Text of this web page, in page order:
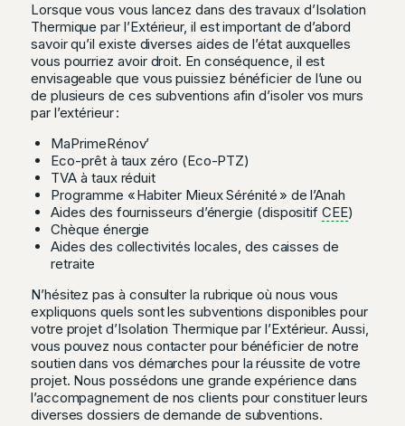
Lorsque vous vous lancez dans des travaux d’Isolation
Thermique par l’Extérieur, il est important de d’abord
savoir qu’il existe diverses aides de l’état auxquelles
vous pourriez avoir droit. En conséquence, il est
envisageable que vous puissiez bénéficier de l’une ou
de plusieurs de ces subventions afin d’isoler vos murs
par l’extérieur :
MaPrimeRénov’
Eco-prêt à taux zéro (Eco-PTZ)
TVA à taux réduit
Programme « Habiter Mieux Sérénité » de l’Anah
Aides des fournisseurs d’énergie (dispositifCEE)
Chèque énergie
Aides des collectivités locales, des caisses de
retraite
N’hésitez pas à consulter la rubrique où nous vous
expliquons quels sont les subventions disponibles pour
votre projet d’Isolation Thermique par l’Extérieur. Aussi,
vous pouvez nous contacter pour bénéficier de notre
soutien dans vos démarches pour la réussite de votre
projet. Nous possédons une grande expérience dans
l’accompagnement de nos clients pour constituer leurs
diverses dossiers de demande de subventions.